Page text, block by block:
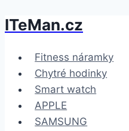
Přeskočit
obsah
ITeMan.cz
Fitness náramky
Chytré hodinky
Smart watch
APPLE
SAMSUNG